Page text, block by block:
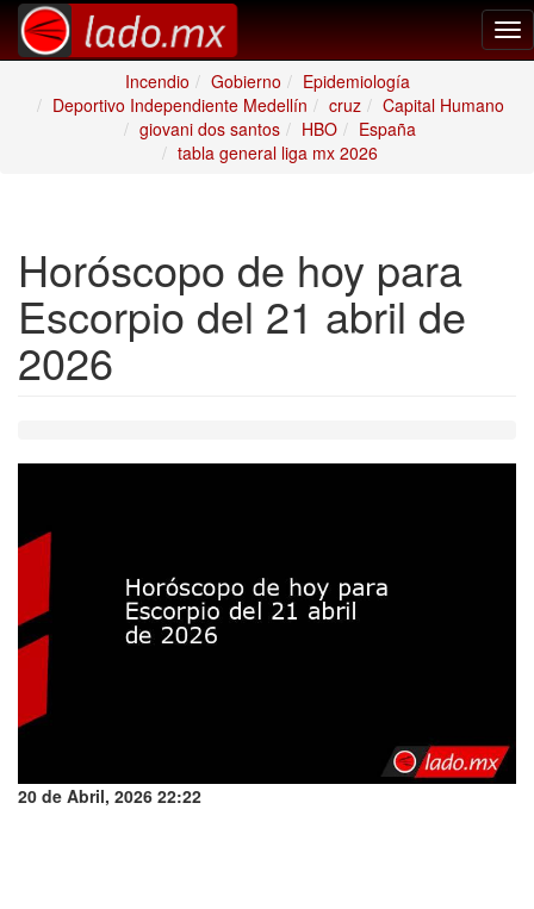
Incendio
Gobierno
Epidemiología
Deportivo Independiente Medellín
cruz
Capital Humano
giovani dos santos
HBO
España
tabla general liga mx 2026
Horóscopo de hoy para
Escorpio del 21 abril de
2026
20 de Abril, 2026 22:22